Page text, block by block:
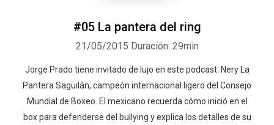
#05 La pantera del ring
21/05/2015 Duración: 29min
Jorge Prado tiene invitado de lujo en este podcast: Nery La
Pantera Saguilán, campeón internacional ligero del Consejo
Mundial de Boxeo. El mexicano recuerda cómo inició en el
box para defenderse del bullying y explica los detalles de su